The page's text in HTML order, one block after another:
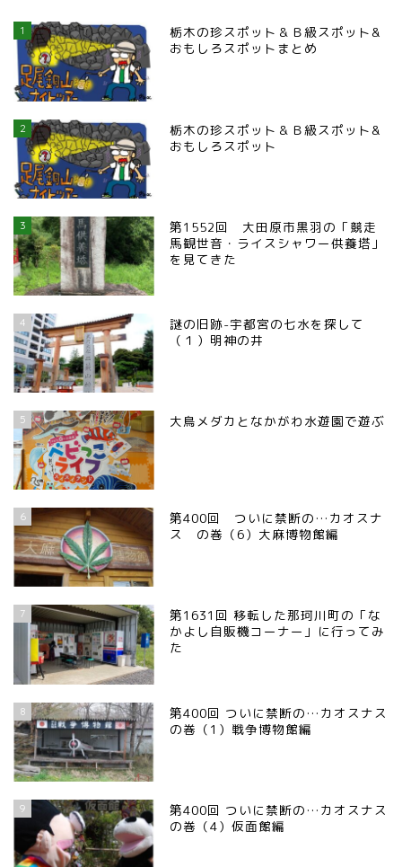
1
栃木の珍スポット＆Ｂ級スポット&
おもしろスポットまとめ
2
栃木の珍スポット＆Ｂ級スポット&
おもしろスポット
3
第1552回 大田原市黒羽の「競走
馬観世音・ライスシャワー供養塔」
を見てきた
4
謎の旧跡-宇都宮の七水を探して
（１）明神の井
5 大鳥メダカとなかがわ水遊園で遊ぶ
6
第400回 ついに禁断の…カオスナ
ス の巻（6）大麻博物館編
7
第1631回 移転した那珂川町の「な
かよし自販機コーナー」に行ってみ
た
8
第400回 ついに禁断の…カオスナス
の巻（1）戦争博物館編
9
第400回 ついに禁断の…カオスナス
の巻（4）仮面館編